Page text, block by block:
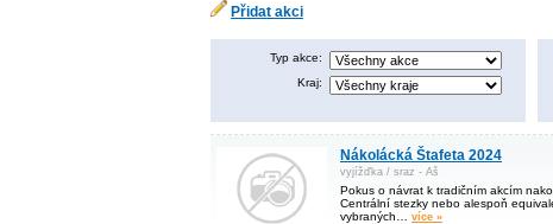
Přidat akci
Typ akce:
Kraj:
Nákolácká Štafeta 2024
vyjížďka / sraz - Aš
Pokus o návrat k tradičním akcím
Centrální stezky nebo alespoň
vybraných… více »